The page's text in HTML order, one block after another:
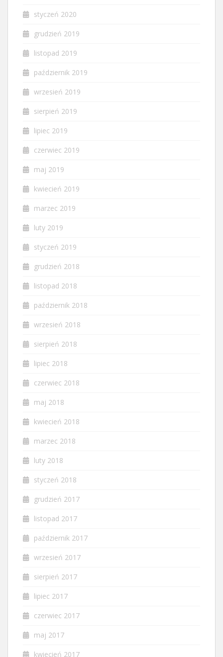
styczeń 2020
grudzień 2019
listopad 2019
październik 2019
wrzesień 2019
sierpień 2019
lipiec 2019
czerwiec 2019
maj 2019
kwiecień 2019
marzec 2019
luty 2019
styczeń 2019
grudzień 2018
listopad 2018
październik 2018
wrzesień 2018
sierpień 2018
lipiec 2018
czerwiec 2018
maj 2018
kwiecień 2018
marzec 2018
luty 2018
styczeń 2018
grudzień 2017
listopad 2017
październik 2017
wrzesień 2017
sierpień 2017
lipiec 2017
czerwiec 2017
maj 2017
kwiecień 2017